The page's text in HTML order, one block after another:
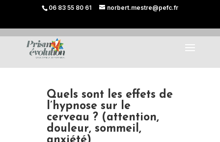
06 83 55 80 61 norbert.mestre@pefc.fr
Quels sont les effets de
l’hypnose sur le
cerveau ? (attention,
douleur, sommeil,